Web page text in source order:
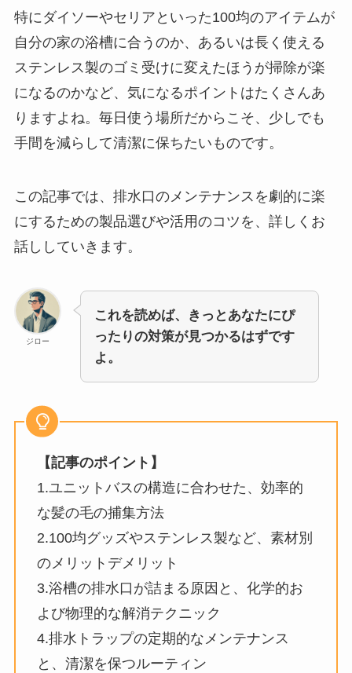
特にダイソーやセリアといった100均のアイテムが
自分の家の浴槽に合うのか、あるいは長く使える
ステンレス製のゴミ受けに変えたほうが掃除が楽
になるのかなど、気になるポイントはたくさんあ
りますよね。毎日使う場所だからこそ、少しでも
手間を減らして清潔に保ちたいものです。
この記事では、排水口のメンテナンスを劇的に楽
にするための製品選びや活用のコツを、詳しくお
話ししていきます。
ジロー
これを読めば、きっとあなたにぴ
ったりの対策が見つかるはずです
よ。
【記事のポイント】
1.ユニットバスの構造に合わせた、効率的
な髪の毛の捕集方法
2.100均グッズやステンレス製など、素材別
のメリットデメリット
3.浴槽の排水口が詰まる原因と、化学的お
よび物理的な解消テクニック
4.排水トラップの定期的なメンテナンス
と、清潔を保つルーティン